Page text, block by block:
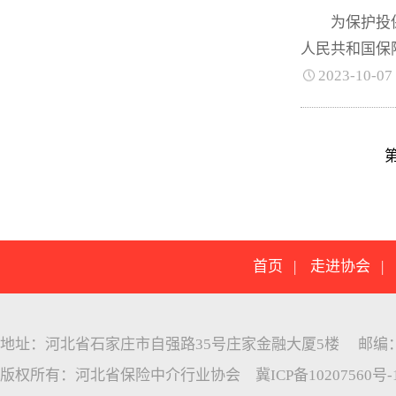
为保护投保
人民共和国保
2023-10-07
首页 | 走进协会
地址：河北省石家庄市自强路35号庄家金融大厦5楼 邮编
版权所有：河北省保险中介行业协会 冀ICP备10207560号-